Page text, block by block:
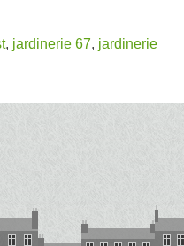
, jardinerie 67, jardinerie